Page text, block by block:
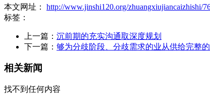
本文网址： http://www.jinshi120.org/zhuangxiujiancaizhishi/
标签：
上一篇： 沉前期的充实沟通取深度规划
下一篇： 够为分歧阶段、分歧需求的业从供给完整
相关新闻
找不到任何内容